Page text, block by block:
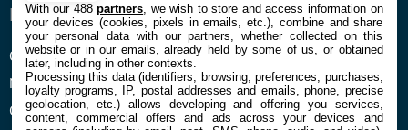
ENTREPRISE
Qui sommes nous
Mentions légales et CGU
Confidentialité et Cookies
À PROPOS
La rédaction
Contact
With our 488partners , we wish to store and access information on
your devices (cookies, pixels in emails, etc.), combine and share
your personal data with our partners, whether collected on this
website or in our emails, already held by some of us, or obtained
later, including in other contexts.
Processing this data (identifiers, browsing, preferences, purchases,
loyalty programs, IP, postal addresses and emails, phone, precise
geolocation, etc.) allows developing and offering you services,
content, commercial offers and ads across your devices and